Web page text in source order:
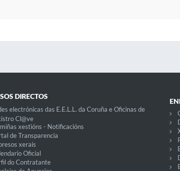
DIRECTOS
electrónicas das E.E.L.L. da Coruña e Oficinas de
Cl@ve
xestións - Notificacións
de Transparencia
xerais
Oficial
do Contratante